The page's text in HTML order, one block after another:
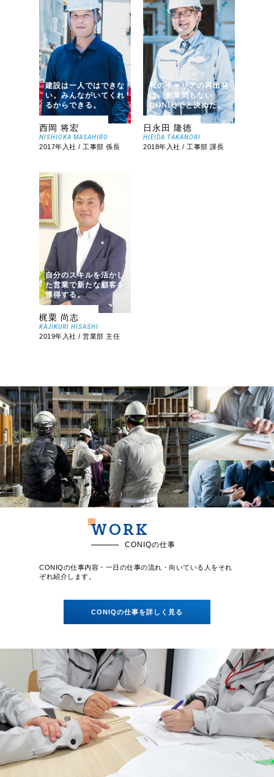
建設は一人ではできな
い。みんながいてくれ
るからできる。
西岡 将宏
NISHIOKA MASAHIRO
2017年入社 / 工事部 係長
私のキャリアの再出発
は、創業間もない
CONIQでと決めた。
日永田 隆徳
HIEIDA TAKANORI
2018年入社 / 工事部 課長
自分のスキルを活かし
た営業で新たな顧客を
獲得する。
梶栗 尚志
KAJIKURI HISASHI
2019年入社 / 営業部 主任
WORK
CONIQの仕事
CONIQの仕事内容・一日の仕事の流れ・向いている人を それ
ぞれ紹介します。
CONIQの仕事を詳しく見る